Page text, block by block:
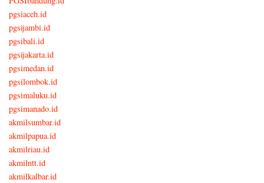
pgsiaceh.id
pgsijambi.id
pgsibali.id
pgsijakarta.id
pgsimedan.id
pgsilombok.id
pgsimaluku.id
pgsimanado.id
akmilsumbar.id
akmilpapua.id
akmilriau.id
akmilntt.id
akmilkalbar.id